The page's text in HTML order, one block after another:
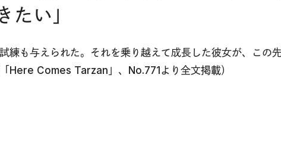
たい」
練も与えられた。それを乗り越えて成長した彼女が、この
Here Comes Tarzan」、No.771より全文掲載）